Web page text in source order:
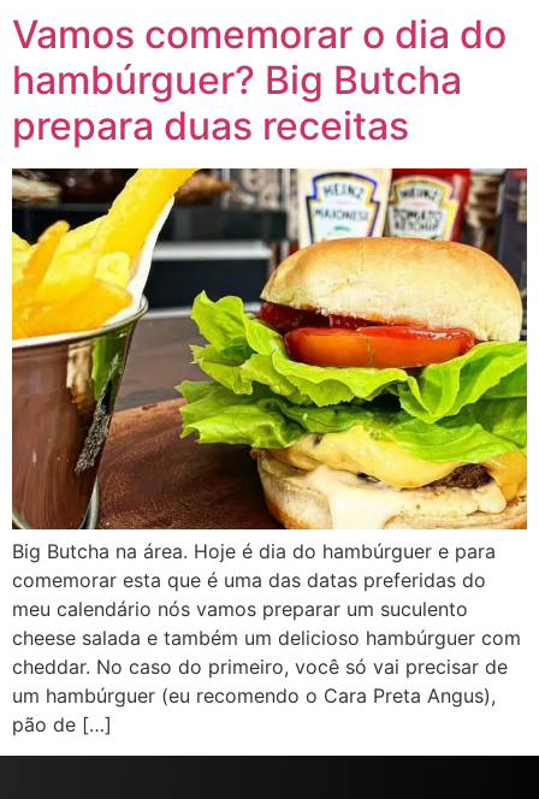
Vamos comemorar o dia do
hambúrguer? Big Butcha
prepara duas receitas
Big Butcha na área. Hoje é dia do hambúrguer e para
comemorar esta que é uma das datas preferidas do
meu calendário nós vamos preparar um suculento
cheese salada e também um delicioso hambúrguer com
cheddar. No caso do primeiro, você só vai precisar de
um hambúrguer (eu recomendo o Cara Preta Angus),
pão de […]